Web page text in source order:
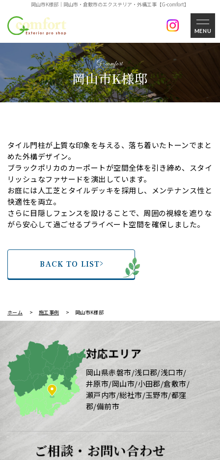
岡山市K様邸｜岡山市・倉敷市のエクステリア・外構工事【G-comfort】
MENU
岡山市K様邸
タイル門柱が上質な印象を与える、落ち着いたトーンでまと
めた外構デザイン。
ブラックポリカのカーポートが空間全体を引き締め、スタイ
リッシュなファサードを演出しています。
お庭には人工芝とタイルデッキを採用し、メンテナンス性と
快適性を両立。
さらに目隠しフェンスを設けることで、周囲の視線を遮りな
がら安心して過ごせるプライベート空間を確保しました。
BACK TO LIST
ホーム 施工事例 岡山市K様邸
対応エリア
岡山県赤磐市/浅口郡/浅口市/
井原市/岡山市/小田郡/倉敷市/
瀬戸内市/総社市/玉野市/都窪
郡/備前市
ご相談・お問い合わせ